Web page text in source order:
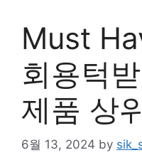
Must
회용턱
제품 상
6월 13, 2024 by